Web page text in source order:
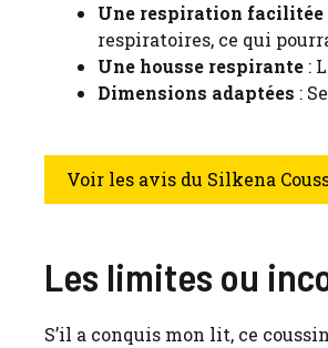
Une respiration facilitée
respiratoires, ce qui
Une housse respirante :
Dimensions adaptées :
Voir les avis du Silkena
Les limites ou
S’il a conquis mon lit, ce